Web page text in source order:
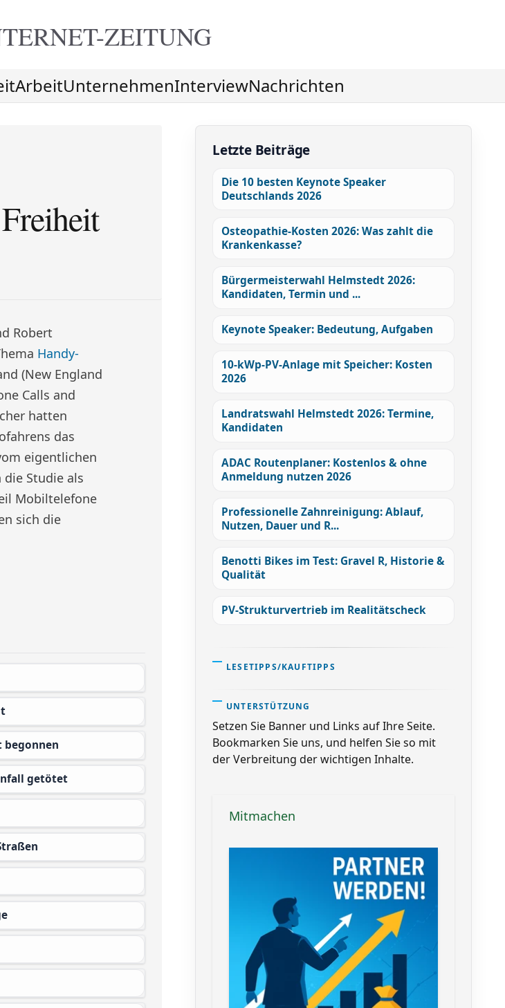
ZEITUNG
ArbeitUnternehmenInterviewNachrichten
Robert
Handy-
(New England
Calls and
hatten
das
eigentlichen
Studie als
Mobiltelefone
sich die
begonnen
getötet
Letzte Beiträge
Die 10 besten Keynote Speaker
Deutschlands 2026
Osteopathie-Kosten 2026: Was zahlt die
Krankenkasse?
Bürgermeisterwahl Helmstedt 2026:
Kandidaten, Termin und ...
Keynote Speaker: Bedeutung, Aufgaben
10-kWp-PV-Anlage mit Speicher: Kosten
2026
Landratswahl Helmstedt 2026: Termine,
Kandidaten
ADAC Routenplaner: Kostenlos & ohne
Anmeldung nutzen 2026
Professionelle Zahnreinigung: Ablauf,
Nutzen, Dauer und R...
Benotti Bikes im Test: Gravel R, Historie &
Qualität
PV-Strukturvertrieb im Realitätscheck
LESETIPPS/KAUFTIPPS
UNTERSTÜTZUNG
Setzen Sie Banner und Links auf Ihre Seite.
Bookmarken Sie uns, und helfen Sie so mit
der Verbreitung der wichtigen Inhalte.
Mitmachen